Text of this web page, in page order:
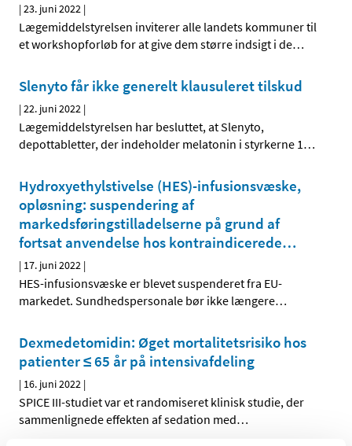
|23. juni 2022 |
Lægemiddelstyrelsen inviterer alle landets kommuner til
et workshopforløb for at give dem større indsigt i de…
Slenyto får ikke generelt klausuleret tilskud
|22. juni 2022 |
Lægemiddelstyrelsen har besluttet, at Slenyto,
depottabletter, der indeholder melatonin i styrkerne 1…
Hydroxyethylstivelse (HES)-infusionsvæske,
opløsning: suspendering af
markedsføringstilladelserne på grund af
fortsat anvendelse hos kontraindicerede…
| 17. juni 2022 |
HES-infusionsvæske er blevet suspenderet fra EU-
markedet. Sundhedspersonale bør ikke længere…
Dexmedetomidin: Øget mortalitetsrisiko hos
patienter ≤ 65 år på intensivafdeling
| 16. juni 2022 |
SPICE III-studiet var et randomiseret klinisk studie, der
sammenlignede effekten af sedation med…